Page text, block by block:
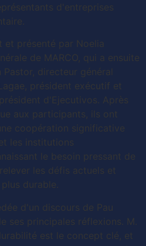
d'entreprises
et présenté par Noelia
de MARCO, qui a ensuite
directeur général
président exécutif et
d'Ejecutivos. Après
aux participants, ils ont
coopération significative
les institutions
le besoin pressant de
les défis actuels et
durable.
d'un discours de Pau
ses principales réflexions. M.
est le concept clé, et